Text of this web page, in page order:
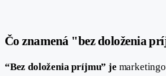
Čo znamená "bez doloženia
“Bez doloženia príjmu” je